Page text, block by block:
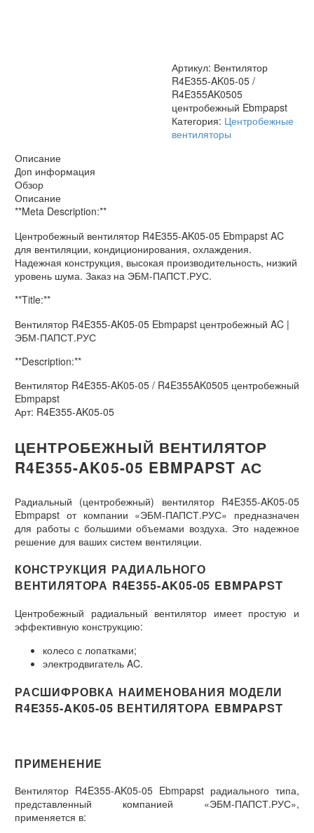
Артикул: Вентилятор
R4E355-AK05-05 /
R4E355AK0505
центробежный Ebmpapst
Категория: Центробежные
вентиляторы
Описание
Доп информация
Обзор
Описание
**Meta Description:**
Центробежный вентилятор R4E355-AK05-05 Ebmpapst AC
для вентиляции, кондиционирования, охлаждения.
Надежная конструкция, высокая производительность, низкий
уровень шума. Заказ на ЭБМ-ПАПСТ.РУС.
**Title:**
Вентилятор R4E355-AK05-05 Ebmpapst центробежный AC |
ЭБМ-ПАПСТ.РУС
**Description:**
Вентилятор R4E355-AK05-05 / R4E355AK0505 центробежный
Ebmpapst
Арт: R4E355-AK05-05
ЦЕНТРОБЕЖНЫЙ ВЕНТИЛЯТОР
R4E355-AK05-05 EBMPAPST АС
Радиальный (центробежный) вентилятор R4E355-AK05-05
Ebmpapst от компании «ЭБМ-ПАПСТ.РУС» предназначен
для работы с большими объемами воздуха. Это надежное
решение для ваших систем вентиляции.
КОНСТРУКЦИЯ РАДИАЛЬНОГО
ВЕНТИЛЯТОРА R4E355-AK05-05 EBMPAPST
Центробежный радиальный вентилятор имеет простую и
эффективную конструкцию:
колесо с лопатками;
электродвигатель AC.
РАСШИФРОВКА НАИМЕНОВАНИЯ МОДЕЛИ
R4E355-AK05-05 ВЕНТИЛЯТОРА EBMPAPST
ПРИМЕНЕНИЕ
Вентилятор R4E355-AK05-05 Ebmpapst радиального типа,
представленный компанией «ЭБМ-ПАПСТ.РУС»,
применяется в: